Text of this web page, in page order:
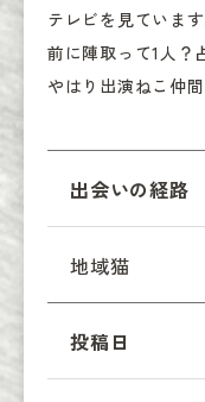
テレビを見ています
前に陣取って1人？
やはり出演ねこ仲
出会いの経路
地域猫
投稿日